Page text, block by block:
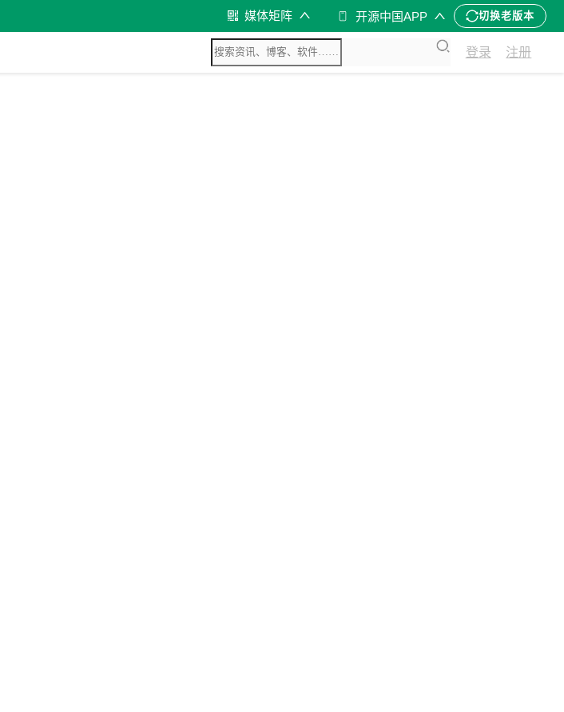
媒体矩阵 开源中国APP 切换老版本
登录 注册